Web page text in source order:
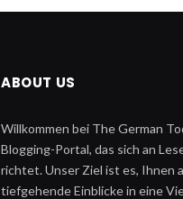
ABOUT US
Willkommen bei The German
Blogging-Portal, das sich an
richtet. Unser Ziel ist es, Ihnen
tiefgehende Einblicke in eine